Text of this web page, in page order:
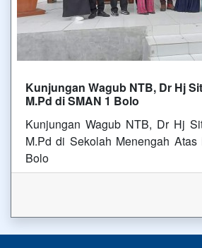
Kunjungan Wagub NTB, Dr Hj
M.Pd di SMAN 1 Bolo
Kunjungan Wagub NTB, Dr Hj
M.Pd di Sekolah Menengah Atas
Bolo